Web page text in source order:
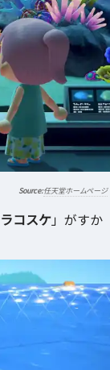
任天堂ホームページ
ラコスケ」がすか